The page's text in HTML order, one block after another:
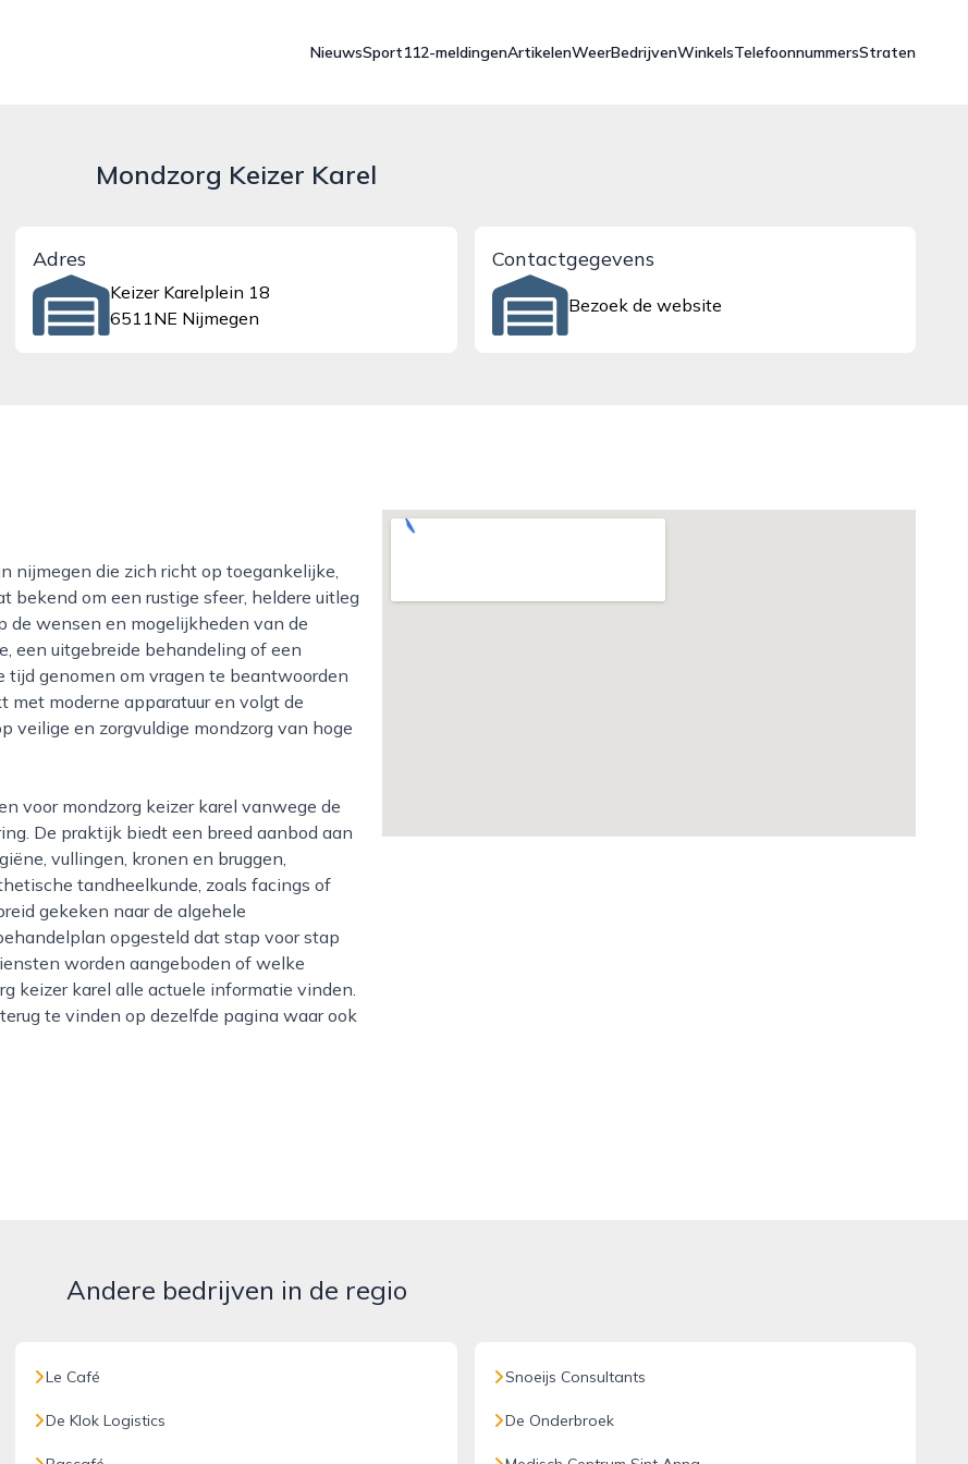
NieuwsSport112-meldingenArtikelenWeerBedrijvenWinkelsTelefoonnummersStraten
Mondzorg Keizer Karel
Adres
Keizer Karelplein 18
6511NE Nijmegen
Contactgegevens
Bezoek de website
bekend om een rustige sfeer, heldere uitleg
de wensen en mogelijkheden van de
een uitgebreide behandeling of een
tijd genomen om vragen te beantwoorden
met moderne apparatuur en volgt de
en zorgvuldige mondzorg van hoge
De praktijk biedt een breed aanbod aan
vullingen, kronen en bruggen,
tandheelkunde, zoals facings of
gekeken naar de algehele
opgesteld dat stap voor stap
worden aangeboden of welke
keizer karel alle actuele informatie vinden.
te vinden op dezelfde pagina waar ook
Andere bedrijven in de regio
Le Café
De Klok Logistics
Snoeijs Consultants
De Onderbroek